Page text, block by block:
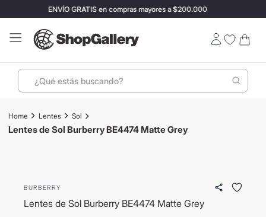
ENVÍO GRATIS en compras mayores a $200.000
¿Qué estás buscando?
Lentes Sol
Lentes de Sol Burberry BE4474 Matte Grey
BURBERRY
Lentes de Sol Burberry BE4474 Matte Grey
1. perfumes
4. ray ban